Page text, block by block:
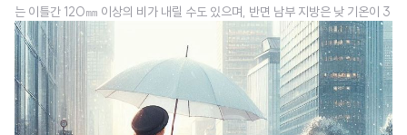
는 이틀간 120㎜ 이상의 비가 내릴 수도 있으며, 반면 남부 지방은 낮 기온이 3
0도를 웃도는 무더위가 예상됩니다. 폭우와 폭염이 동시에 찾아온 상황입니다.
전국이 대체로 흐리겠고, 중부 지방과 전북, 경북, 제주도에 비가 이어지겠습니
다. 서울 수도권과 강원, 충청 지역에는 30~80mm, 전북과 경북 북부는 20
~60mm, 제주도는 5~10mm 정도의 비가 내릴 것으로 보입니다. 특히 아침